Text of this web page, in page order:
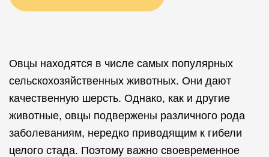
Овцы находятся в числе самых популярных
сельскохозяйственных животных. Они дают
качественную шерсть. Однако, как и другие
животные, овцы подвержены различного рода
заболеваниям, нередко приводящим к гибели
целого стада. Поэтому важно своевременное